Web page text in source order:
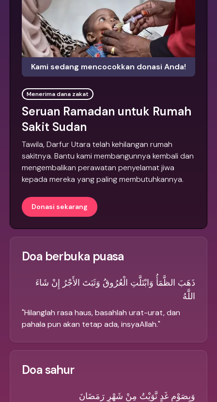
Kami sedang mencocokkan donasi Anda!
Menerima dana zakat
Seruan Ramadan untuk Rumah
Sakit Sudan
Tawila, Darfur Utara telah kehilangan rumah
sakitnya. Bantu kami membangunnya kembali dan
mengembalikan perawatan penyelamat jiwa
kepada mereka yang paling membutuhkannya.
Donasi sekarang
Doa berbuka puasa
ذَهَبَ الظَّمَأُ وَابْتَلَّتِ الْعُرُوقُ وَثَبَتَ الأَجْرُ إِنْ شَاءَ
اللَّهُ
"Hilanglah rasa haus, basahlah urat-urat, dan
pahala pun akan tetap ada, insyaAllah."
Doa sahur
وَبِصَوْمِ غَدٍ نَّوَيْتُ مِنْ شَهْرِ رَمَضَانَ